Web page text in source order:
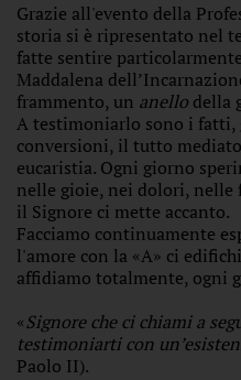
Grazie all'evento della
storia si è ripresentato nel
fatte sentire
Maddalena
frammento, un anello della
A testimoniarlo sono i
conversioni, il tutto
eucaristia. Ogni giorno
nelle gioie, nei dolori, nelle
il Signore ci mette accanto.
Facciamo continuamente
l'amore con la «A» ci
affidiamo totalmente, ogni
«Signore che ci chiami a
testimoniarti con
Paolo II).